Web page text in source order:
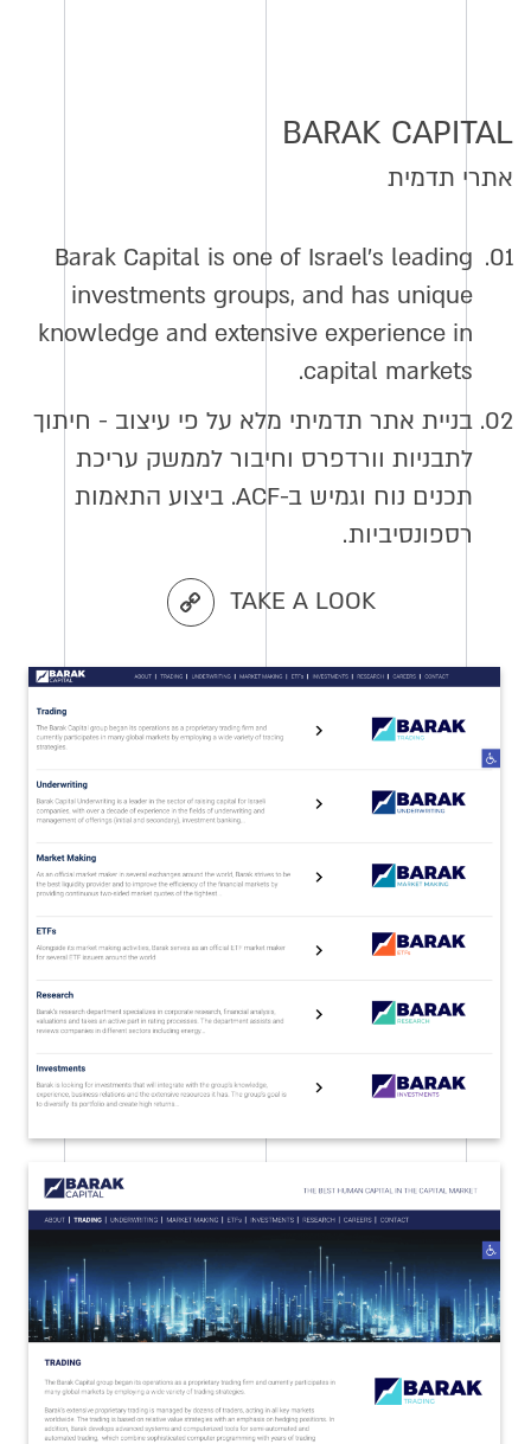
BARAK CAPITAL
אתרי תדמית
01.
Barak Capital is one of Israel’s leading
investments groups, and has unique
knowledge and extensive experience in
capital markets.
02. בניית אתר תדמיתי מלא על פי עיצוב - חיתוך
לתבניות וורדפרס וחיבור לממשק עריכת
תכנים נוח וגמיש ב-ACF. ביצוע התאמות
רספונסיביות.
TAKE A LOOK